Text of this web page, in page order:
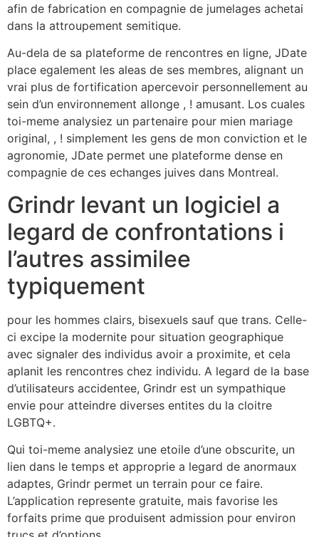
afin de fabrication en compagnie de jumelages achetai
dans la attroupement semitique.
Au-dela de sa plateforme de rencontres en ligne, JDate
place egalement les aleas de ses membres, alignant un
vrai plus de fortification apercevoir personnellement au
sein d’un environnement allonge , ! amusant. Los cuales
toi-meme analysiez un partenaire pour mien mariage
original, , ! simplement les gens de mon conviction et le
agronomie, JDate permet une plateforme dense en
compagnie de ces echanges juives dans Montreal.
Grindr levant un logiciel a
legard de confrontations i
l’autres assimilee
typiquement
pour les hommes clairs, bisexuels sauf que trans. Celle-
ci excipe la modernite pour situation geographique
avec signaler des individus avoir a proximite, et cela
aplanit les rencontres chez individu. A legard de la base
d’utilisateurs accidentee, Grindr est un sympathique
envie pour atteindre diverses entites du la cloitre
LGBTQ+.
Qui toi-meme analysiez une etoile d’une obscurite, un
lien dans le temps et approprie a legard de anormaux
adaptes, Grindr permet un terrain pour ce faire.
L’application represente gratuite, mais favorise les
forfaits prime que produisent admission pour environ